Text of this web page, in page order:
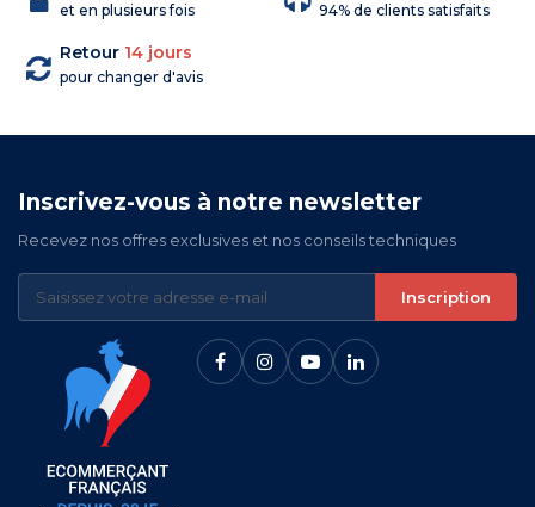
et en plusieurs fois 94% de clients satisfaits
Retour 14 jours
pour changer d'avis
Inscrivez-vous à notre newsletter
Recevez nos offres exclusives et nos conseils techniques
Inscription